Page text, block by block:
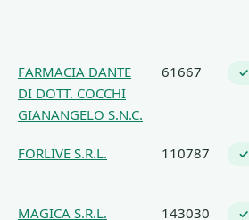
FARMACIA DANTE
DI DOTT. COCCHI
GIANANGELO S.N.C.
61667 ✓
FORLIVE S.R.L. 110787 ✓
MAGICA S.R.L. 143030 ✓